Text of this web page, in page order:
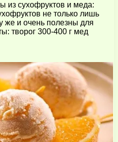
из сухофруктов и меда:
не только лишь
же и очень полезны для
творог 300-400 г мед